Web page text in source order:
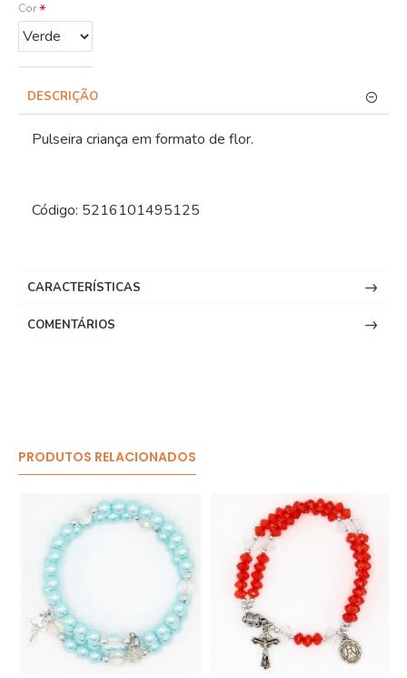
Cor
DESCRIÇÃO
Pulseira criança em formato de flor.
Código: 5216101495125
CARACTERÍSTICAS
COMENTÁRIOS
PRODUTOS RELACIONADOS